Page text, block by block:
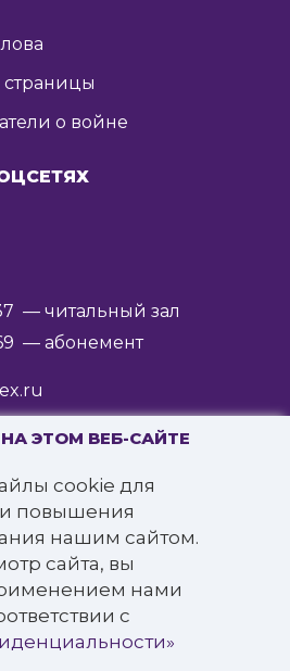
ЭТОМ ВЕБ-САЙТЕ
cookie для
повышения
нашим сайтом.
сайта, вы
нами
с
о войне
— читальный зал
— абонемент
бюджетное
специальная
им. В.Я. Ерошенко».